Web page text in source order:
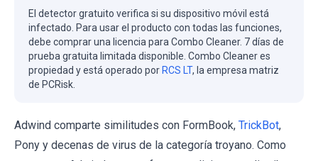
El detector gratuito verifica si su dispositivo móvil está
infectado. Para usar el producto con todas las funciones,
debe comprar una licencia para Combo Cleaner. 7 días de
prueba gratuita limitada disponible. Combo Cleaner es
propiedad y está operado por RCS LT, la empresa matriz
de PCRisk.
Adwind comparte similitudes con FormBook, TrickBot,
Pony y decenas de virus de la categoría troyano. Como